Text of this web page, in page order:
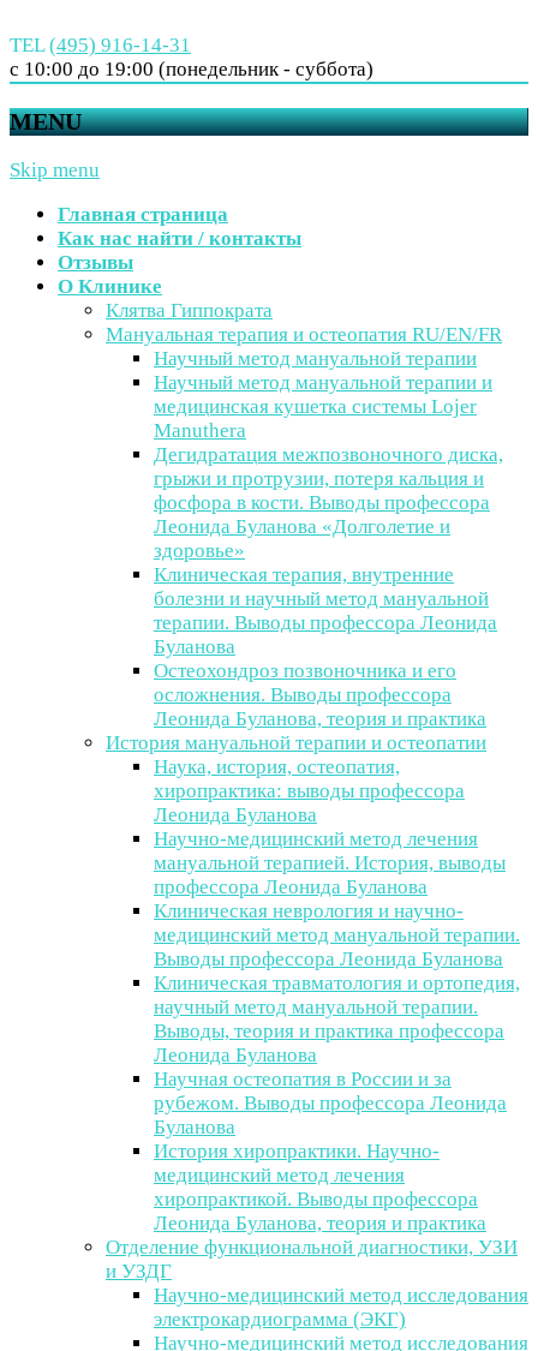
TEL(495) 916-14-31
с 10:00 до 19:00 (понедельник - суббота)
MENU
Skip menu
Главная страница
Как нас найти / контакты
Отзывы
О Клинике
Клятва Гиппократа
Мануальная терапия и остеопатия RU/EN/FR
Научный метод мануальной терапии
Научный метод мануальной терапии и
медицинская кушетка системы Lojer
Manuthera
Дегидратация межпозвоночного диска,
грыжи и протрузии, потеря кальция и
фосфора в кости. Выводы профессора
Леонида Буланова «Долголетие и
здоровье»
Клиническая терапия, внутренние
болезни и научный метод мануальной
терапии. Выводы профессора Леонида
Буланова
Остеохондроз позвоночника и его
осложнения. Выводы профессора
Леонида Буланова, теория и практика
История мануальной терапии и остеопатии
Наука, история, остеопатия,
хиропрактика: выводы профессора
Леонида Буланова
Научно-медицинский метод лечения
мануальной терапией. История, выводы
профессора Леонида Буланова
Клиническая неврология и научно-
медицинский метод мануальной терапии.
Выводы профессора Леонида Буланова
Клиническая травматология и ортопедия,
научный метод мануальной терапии.
Выводы, теория и практика профессора
Леонида Буланова
Научная остеопатия в России и за
рубежом. Выводы профессора Леонида
Буланова
История хиропрактики. Научно-
медицинский метод лечения
хиропрактикой. Выводы профессора
Леонида Буланова, теория и практика
Отделение функциональной диагностики, УЗИ
и УЗДГ
Научно-медицинский метод исследования
электрокардиограмма (ЭКГ)
Научно-медицинский метод исследования